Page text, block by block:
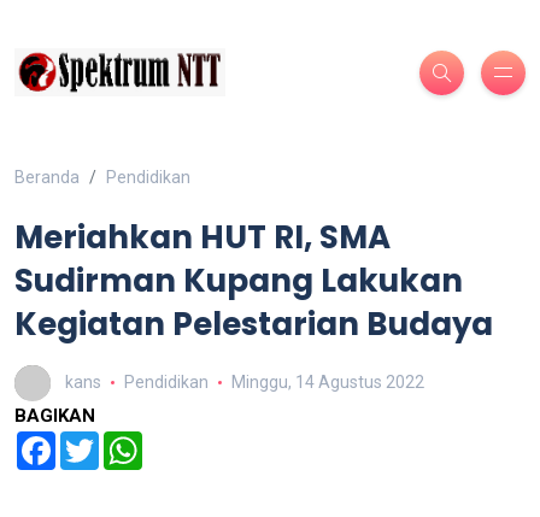
Beranda Pendidikan
Meriahkan HUT RI, SMA
Sudirman Kupang Lakukan
Kegiatan Pelestarian Budaya
kans Pendidikan Minggu, 14 Agustus 2022
BAGIKAN
Facebook
Twitter